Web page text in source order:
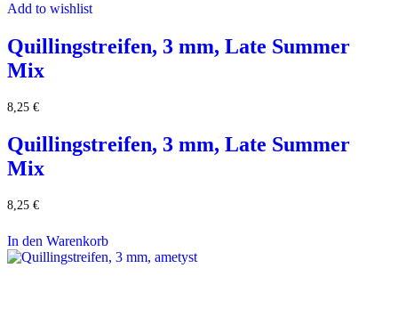
Add to wishlist
Quillingstreifen, 3 mm, Late Summer
Mix
8,25 €
Quillingstreifen, 3 mm, Late Summer
Mix
8,25 €
In den Warenkorb